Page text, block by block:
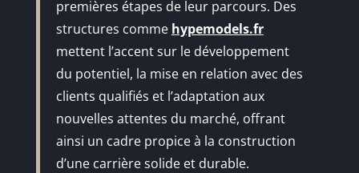
premières étapes de leur parcours. Des
structures comme hypemodels.fr
mettent l’accent sur le développement
du potentiel, la mise en relation avec des
clients qualifiés et l’adaptation aux
nouvelles attentes du marché, offrant
ainsi un cadre propice à la construction
d’une carrière solide et durable.